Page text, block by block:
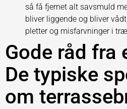
så få fjernet alt savsmuld
bliver liggende og bliver
pletter og misfarvninger i
Gode råd fra
De typiske
om